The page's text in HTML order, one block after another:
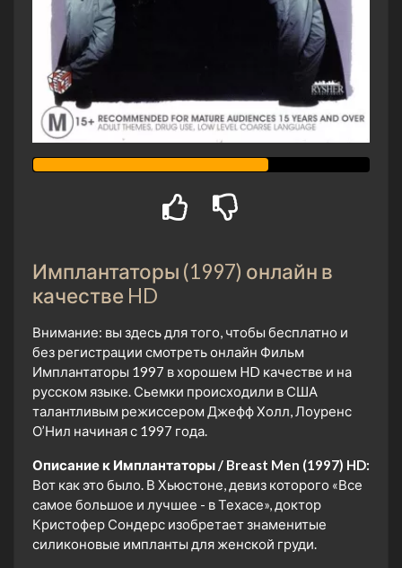
Имплантаторы (1997) онлайн в
качестве HD
Внимание: вы здесь для того, чтобы бесплатно и
без регистрации смотреть онлайн Фильм
Имплантаторы 1997 в хорошем HD качестве и на
русском языке. Сьемки происходили в США
талантливым режиссером Джефф Холл, Лоуренс
О’Нил начиная с 1997 года.
Описание к Имплантаторы / Breast Men (1997) HD:
Вот как это было. В Хьюстоне, девиз которого «Все
самое большое и лучшее - в Техасе», доктор
Кристофер Сондерс изобретает знаменитые
силиконовые импланты для женской груди.